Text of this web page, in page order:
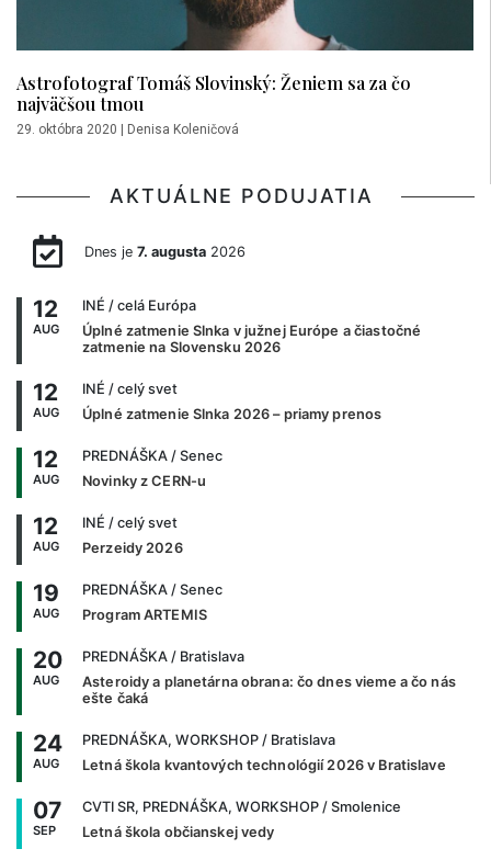
Astrofotograf Tomáš Slovinský: Ženiem sa za čo
najväčšou tmou
29. októbra 2020 | Denisa Koleničová
AKTUÁLNE PODUJATIA
Dnes je 7. augusta2026
12
AUG
INÉ / celá Európa
Úplné zatmenie Slnka v južnej Európe a čiastočné
zatmenie na Slovensku 2026
12
AUG
INÉ / celý svet
Úplné zatmenie Slnka 2026 – priamy prenos
12
AUG
PREDNÁŠKA / Senec
Novinky z CERN-u
12
AUG
INÉ / celý svet
Perzeidy 2026
19
AUG
PREDNÁŠKA / Senec
Program ARTEMIS
20
AUG
PREDNÁŠKA / Bratislava
Asteroidy a planetárna obrana: čo dnes vieme a čo nás
ešte čaká
24
AUG
PREDNÁŠKA, WORKSHOP / Bratislava
Letná škola kvantových technológií 2026 v Bratislave
07
SEP
CVTI SR, PREDNÁŠKA, WORKSHOP / Smolenice
Letná škola občianskej vedy